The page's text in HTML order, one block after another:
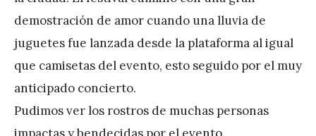
demostración de amor cuando una lluvia de
juguetes fue lanzada desde la plataforma al igual
que camisetas del evento, esto seguido por el muy
anticipado concierto.
Pudimos ver los rostros de muchas personas